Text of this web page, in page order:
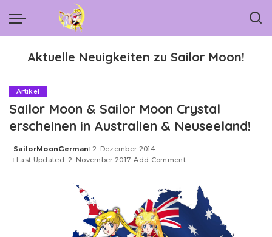
Aktuelle Neuigkeiten zu Sailor Moon!
Artikel
Sailor Moon & Sailor Moon Crystal
erscheinen in Australien & Neuseeland!
Posted
by
SailorMoonGerman 2. Dezember 2014
Last Updated: 2. November 2017 Add Comment